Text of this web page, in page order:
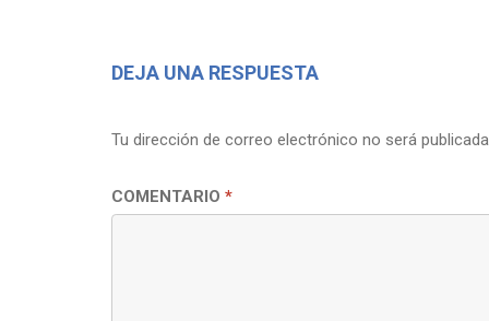
DEJA UNA RESPUESTA
Tu dirección de correo electrónico no será
COMENTARIO *